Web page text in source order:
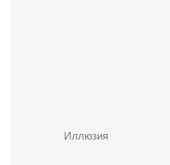
Иллюзия